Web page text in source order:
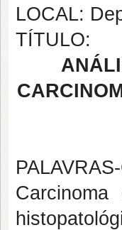
LOCAL:
TÍTULO:
Carcinoma